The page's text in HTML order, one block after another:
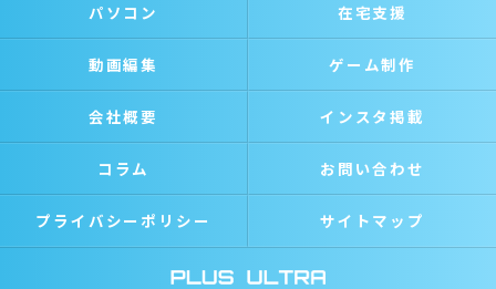
パソコン 在宅支援
動画編集 ゲーム制作
会社概要 インスタ掲載
コラム お問い合わせ
プライバシーポリシー サイトマップ